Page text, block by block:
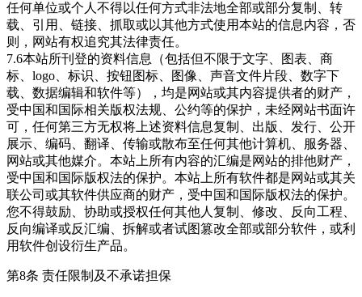
任何单位或个人不得以任何方式非法地全部或部分复制、转
载、引用、链接、抓取或以其他方式使用本站的信息内容，否
则，网站有权追究其法律责任。
7.6本站所刊登的资料信息（包括但不限于文字、图表、商
标、logo、标识、按钮图标、图像、声音文件片段、数字下
载、数据编辑和软件等），均是网站或其内容提供者的财产，
受中国和国际相关版权法规、公约等的保护，未经网站书面许
可，任何第三方无权将上述资料信息复制、出版、发行、公开
展示、编码、翻译、传输或散布至任何其他计算机、服务器、
网站或其他媒介。本站上所有内容的汇编是网站的排他财产，
受中国和国际版权法的保护。本站上所有软件都是网站或其关
联公司或其软件供应商的财产，受中国和国际版权法的保护。
您不得鼓励、协助或授权任何其他人复制、修改、反向工程、
反向编译或反汇编、拆解或者试图篡改全部或部分软件，或利
用软件创设衍生产品。
第8条 责任限制及不承诺担保